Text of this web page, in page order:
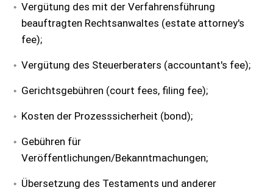
Vergütung des mit der Verfahrensführung
beauftragten Rechtsanwaltes (estate attorney's
fee);
Vergütung des Steuerberaters (accountant's fee);
Gerichtsgebühren (court fees, filing fee);
Kosten der Prozesssicherheit (bond);
Gebühren für
Veröffentlichungen/Bekanntmachungen;
Übersetzung des Testaments und anderer